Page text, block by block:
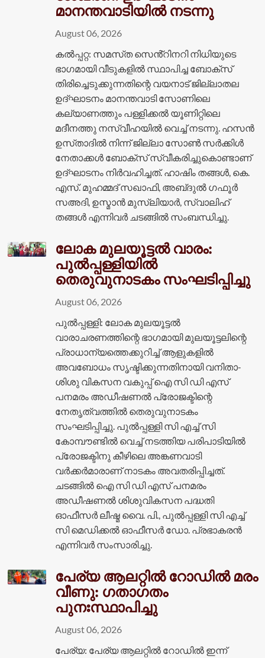
മാനന്തവാടിയിൽ നടന്നു
August 06, 2026
കൽപ്പറ്റ: സമസ്‌ത സെൻ്റിനറി നിധിയുടെ
ഭാഗമായി വീടുകളിൽ സ്ഥാപിച്ച ബോക്സ്
തിരിച്ചെടുക്കുന്നതിന്റെ വയനാട് ജില്ലാതല
ഉദ്ഘാടനം മാനന്തവാടി സോണിലെ
കല്യാണത്തും പള്ളിക്കൽ യൂണിറ്റിലെ
മദീനത്തു നസ്വീഹയിൽ വെച്ച് നടന്നു. ഹസൻ
ഉസ്‌താദിൽ നിന്ന് ജില്ലാ സോൺ സർക്കിൾ
നേതാക്കൾ ബോക്സ് സ്വീകരിച്ചുകൊണ്ടാണ്
ഉദ്ഘാടനം നിർവഹിച്ചത്. ഹാഷിം തങ്ങൾ, കെ.
എസ്. മുഹമ്മദ് സഖാഫി, അബ്‌ദുൽ ഗഫൂർ
സഅദി, ഉസ്മാൻ മുസ്ലിയാർ, സ്വാലിഹ്
തങ്ങൾ എന്നിവർ ചടങ്ങിൽ സംബന്ധിച്ചു.
ലോക മുലയൂട്ടൽ വാരം:
പുൽപ്പള്ളിയിൽ
തെരുവുനാടകം സംഘടിപ്പിച്ചു
August 06, 2026
പുൽപ്പള്ളി: ലോക മുലയൂട്ടൽ
വാരാചരണത്തിന്റെ ഭാഗമായി മുലയൂട്ടലിന്റെ
പ്രാധാന്യത്തെക്കുറിച്ച് ആളുകളിൽ
അവബോധം സൃഷ്ടിക്കുന്നതിനായി വനിതാ-
ശിശു വികസന വകുപ്പ് ഐ സി ഡി എസ്
പനമരം അഡീഷണൽ പ്രോജക്ടിന്റെ
നേതൃത്വത്തിൽ തെരുവുനാടകം
സംഘടിപ്പിച്ചു. പുൽപ്പള്ളി സി എച്ച് സി
കോമ്പൗണ്ടിൽ വെച്ച് നടത്തിയ പരിപാടിയിൽ
പ്രോജക്ടിനു കീഴിലെ അങ്കണവാടി
വർക്കർമാരാണ് നാടകം അവതരിപ്പിച്ചത്.
ചടങ്ങിൽ ഐ സി ഡി എസ് പനമരം
അഡീഷണൽ ശിശുവികസന പദ്ധതി
ഓഫീസർ ലീഷ്മ വൈ. പി., പുൽപ്പള്ളി സി എച്ച്
സി മെഡിക്കൽ ഓഫീസർ ഡോ. പ്രഭാകരൻ
എന്നിവർ സംസാരിച്ചു.
പേര്യ ആലറ്റിൽ റോഡിൽ മരം
വീണു: ഗതാഗതം
പുനഃസ്ഥാപിച്ചു
August 06, 2026
പേര്യ: പേര്യ ആലറ്റിൽ റോഡിൽ ഇന്ന്